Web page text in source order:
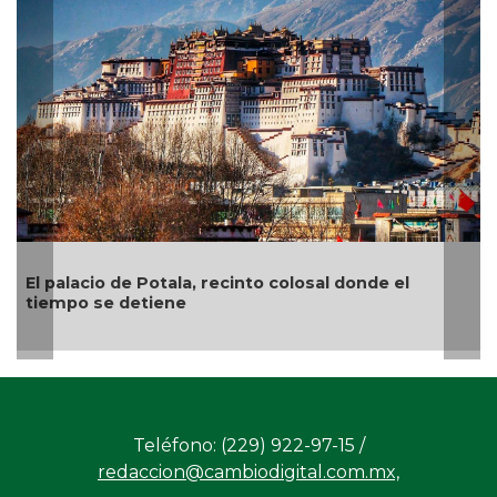
de Potala, recinto colosal donde el
se detiene
Teléfono: (229) 922-97-15 /
redaccion@cambiodigital.com.mx,